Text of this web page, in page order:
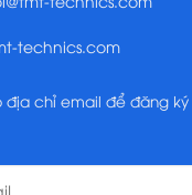
technics.com
địa chỉ email để đăng